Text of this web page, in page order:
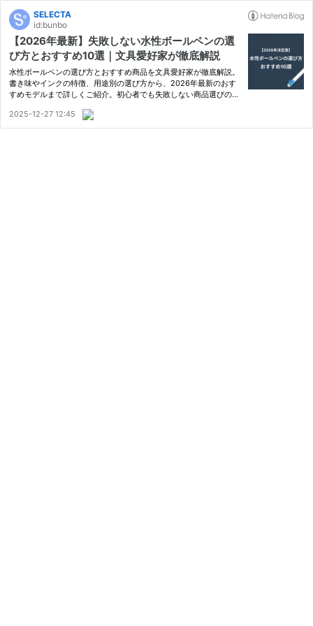
SELECTA
id:bunbo
【2026年最新】失敗しない水性ボールペンの選
び方とおすすめ10選｜文具愛好家が徹底解説
水性ボールペンの選び方とおすすめ商品を文具愛好家が徹底解説。
書き味やインクの特徴、用途別の選び方から、2026年最新のおす
すめモデルまで詳しくご紹介。初心者でも失敗しない商品選びのポ
2025-12-27 12:45